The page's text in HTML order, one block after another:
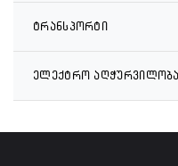
ტრანსპორტი
ელექტრო აღჭურვილობა